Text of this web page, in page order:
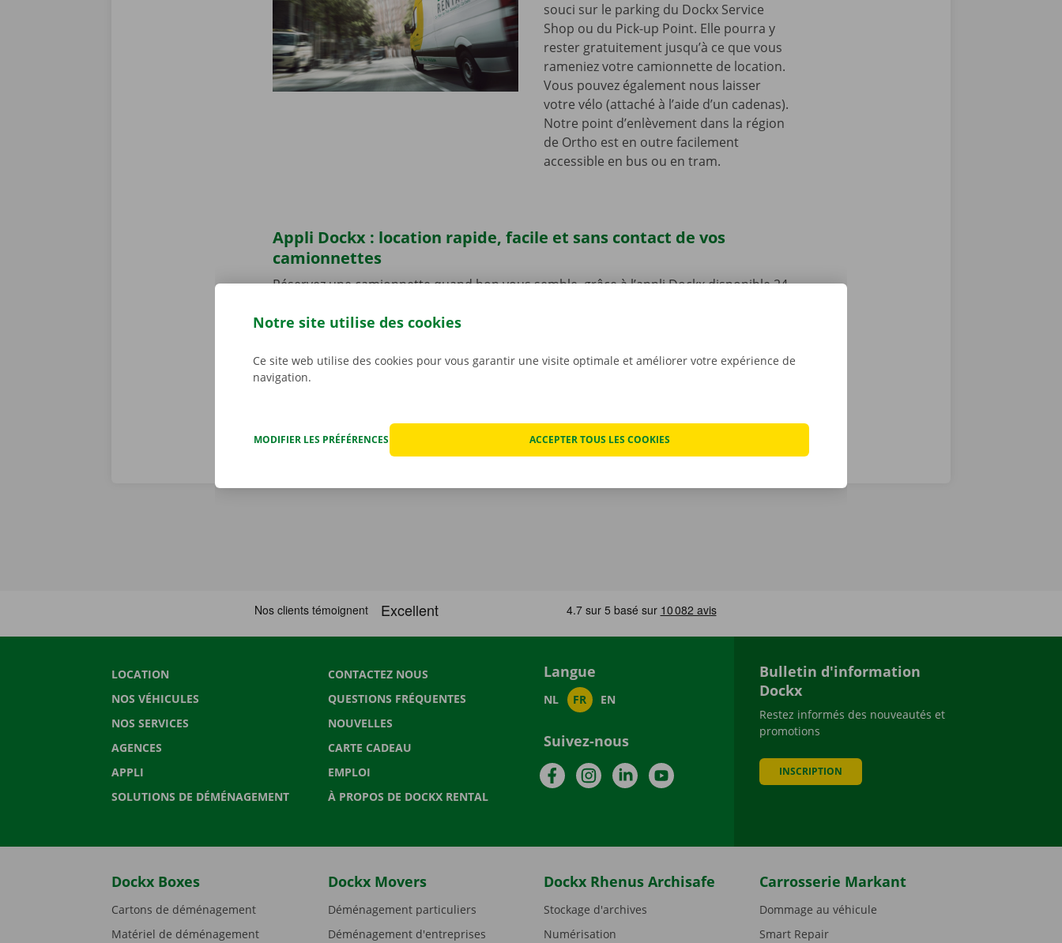
souci sur le parking du Dockx Service
Shop ou du Pick-up Point. Elle pourra y
rester gratuitement jusqu’à ce que vous
rameniez votre camionnette de location.
Vous pouvez également nous laisser
votre vélo (attaché à l’aide d’un cadenas).
Notre point d’enlèvement dans la région
de Ortho est en outre facilement
accessible en bus ou en tram.
Appli Dockx : location rapide, facile et sans contact de vos
camionnettes
Réservez une camionnette quand bon vous semble, grâce à l’appli Dockx disponible 24
en toute facilité à l’aide d’une clé numérique. Sélectionnez un point d’enlèvement,
joué ! Téléchargez sans plus attendre notre appli gratuite pourAndroidou Apple.
LOCATION
NOS VÉHICULES
NOS SERVICES
AGENCES
APPLI
SOLUTIONS DE DÉMÉNAGEMENT
CONTACTEZ NOUS
QUESTIONS FRÉQUENTES
NOUVELLES
CARTE CADEAU
EMPLOI
À PROPOS DE DOCKX RENTAL
Langue
NL FR EN
Suivez-nous
FacebookInstagramLinkedInYouTube
Bulletin d'information
Dockx
Restez informés des nouveautés et
promotions
INSCRIPTION
Dockx Boxes
Cartons de déménagement
Matériel de déménagement
Dockx Movers
Déménagement particuliers
Déménagement d'entreprises
Dockx Rhenus Archisafe
Stockage d'archives
Numérisation
Carrosserie Markant
Dommage au véhicule
Smart Repair
Notre site utilise des cookies
Ce site web utilise des cookies pour vous garantir une visite optimale et améliorer votre expérience de
navigation.
MODIFIER LES PRÉFÉRENCES ACCEPTER TOUS LES COOKIES